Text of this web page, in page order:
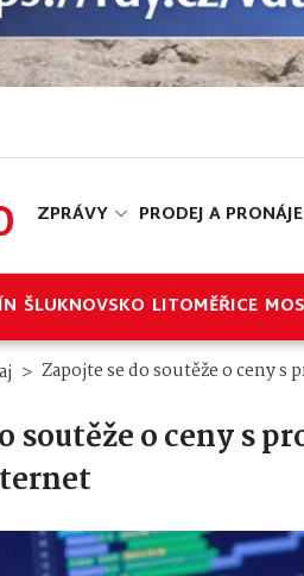
ZPRÁVY PRODEJ A
ŠLUKNOVSKO LITOMĚŘICE
Zapojte se do soutěže o ceny
soutěže o ceny s